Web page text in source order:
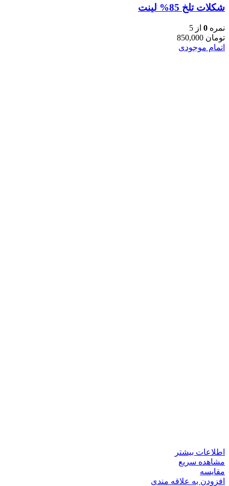
شکلات تلخ 85% لینت
نمره 0 از 5
تومان
اتمام موجودی
اطلاعات بیشتر
مشاهده سریع
مقایسه
افزودن به علاقه مندی